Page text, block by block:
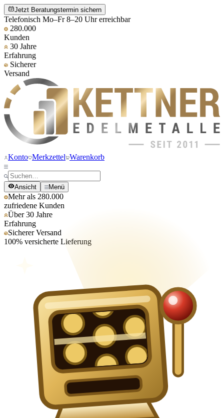
Jetzt Beratungstermin sichern
Telefonisch Mo–Fr 8–20 Uhr erreichbar
280.000
Kunden
30 Jahre
Erfahrung
Sicherer
Versand
Konto Merkzettel Warenkorb
Ansicht Menü
Mehr als 280.000
zufriedene Kunden
Über 30 Jahre
Erfahrung
Sicherer Versand
100% versicherte Lieferung